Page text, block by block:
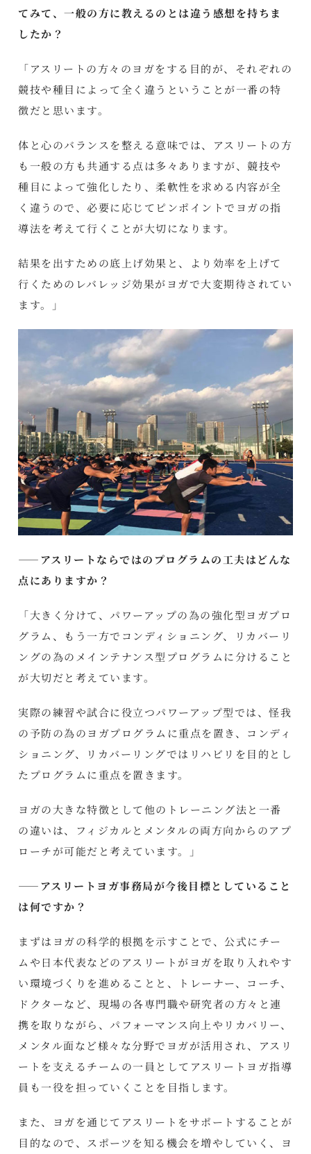
てみて、一般の方に教えるのとは違う感想を持ちま
したか？
「アスリートの方々のヨガをする目的が、それぞれの
競技や種目によって全く違うということが一番の特
徴だと思います。
体と心のバランスを整える意味では、アスリートの方
も一般の方も共通する点は多々ありますが、競技や
種目によって強化したり、柔軟性を求める内容が全
く違うので、必要に応じてピンポイントでヨガの指
導法を考えて行くことが大切になります。
結果を出すための底上げ効果と、より効率を上げて
行くためのレバレッジ効果がヨガで大変期待されてい
ます。」
――アスリートならではのプログラムの工夫はどんな
点にありますか？
「大きく分けて、パワーアップの為の強化型ヨガプロ
グラム、もう一方でコンディショニング、リカバーリ
ングの為のメインテナンス型プログラムに分けること
が大切だと考えています。
実際の練習や試合に役立つパワーアップ型では、怪我
の予防の為のヨガプログラムに重点を置き、コンディ
ショニング、リカバーリングではリハビリを目的とし
たプログラムに重点を置きます。
ヨガの大きな特徴として他のトレーニング法と一番
の違いは、フィジカルとメンタルの両方向からのアプ
ローチが可能だと考えています。」
――アスリートヨガ事務局が今後目標としていること
は何ですか？
まずはヨガの科学的根拠を示すことで、公式にチー
ムや日本代表などのアスリートがヨガを取り入れやす
い環境づくりを進めることと、トレーナー、コーチ、
ドクターなど、現場の各専門職や研究者の方々と連
携を取りながら、パフォーマンス向上やリカバリー、
メンタル面など様々な分野でヨガが活用され、アスリ
ートを支えるチームの一員としてアスリートヨガ指導
員も一役を担っていくことを目指します。
また、ヨガを通じてアスリートをサポートすることが
目的なので、スポーツを知る機会を増やしていく、ヨ